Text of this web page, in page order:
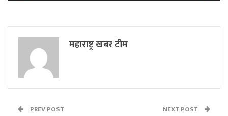
महाराष्ट्र खबर टीम
PREV POST NEXT POST